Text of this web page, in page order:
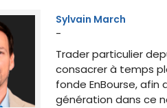
Sylvain March
-
Trader particulier
consacrer à temps
fonde EnBourse,
génération dans ce